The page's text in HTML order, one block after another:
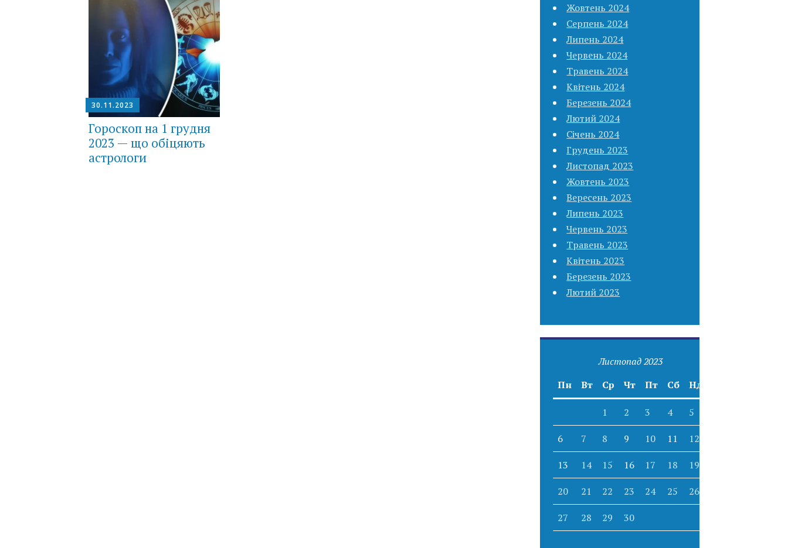
30.11.2023
Гороскоп на 1 грудня
2023 — що обіцяють
астрологи
Жовтень 2024
Серпень 2024
Липень 2024
Червень 2024
Травень 2024
Квітень 2024
Березень 2024
Лютий 2024
Січень 2024
Грудень 2023
Листопад 2023
Жовтень 2023
Вересень 2023
Липень 2023
Червень 2023
Травень 2023
Квітень 2023
Березень 2023
Лютий 2023
Листопад 2023
Пн
Вт Ср Чт Пт Сб Нд
1 2 3 4 5
6 7 8 9 10 11 12
13 14 15 16 17 18 19
20 21 22 23 24 25 26
27 28 29 30